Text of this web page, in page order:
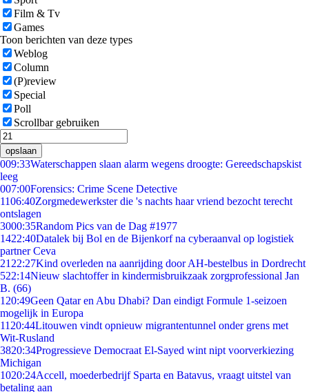
Film & Tv
Games
Toon berichten van deze types
Weblog
Column
(P)review
Special
Poll
Scrollbar gebruiken
opslaan
009:33Waterschappen slaan alarm wegens droogte: Gereedschapskist
leeg
007:00Forensics: Crime Scene Detective
1106:40Zorgmedewerkster die 's nachts haar vriend bezocht terecht
ontslagen
3000:35Random Pics van de Dag #1977
1422:40Datalek bij Bol en de Bijenkorf na cyberaanval op logistiek
partner Ceva
21 22:27Kind overleden na aanrijding door AH-bestelbus in Dordrecht
522:14Nieuw slachtoffer in kindermisbruikzaak zorgprofessional Jan
B. (66)
1 20:49Geen Qatar en Abu Dhabi? Dan eindigt Formule 1-seizoen
mogelijk in Europa
11 20:44Litouwen vindt opnieuw migrantentunnel onder grens met
Wit-Rusland
3820:34Progressieve Democraat El-Sayed wint nipt voorverkiezing
Michigan
1020:24Accell, moederbedrijf Sparta en Batavus, vraagt uitstel van
betaling aan